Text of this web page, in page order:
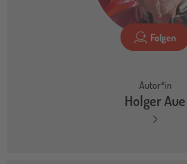
Folgen
Autor*in
Holger Aue